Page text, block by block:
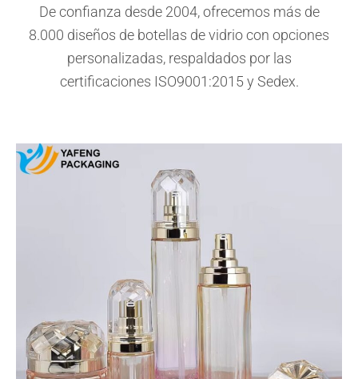
De confianza desde 2004, ofrecemos más de
8.000 diseños de botellas de vidrio con opciones
personalizadas, respaldados por las
certificaciones ISO9001:2015 y Sedex.